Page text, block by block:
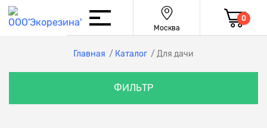
Москва
0
Главная / Каталог / Для дачи
ФИЛЬТР